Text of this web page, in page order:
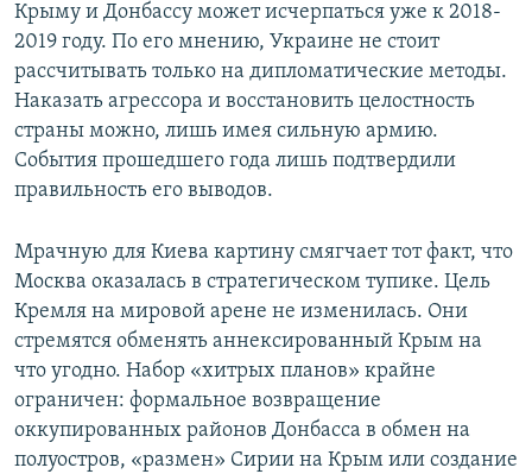
Крыму и Донбассу может исчерпаться уже к 2018-
2019 году. По его мнению, Украине не стоит
рассчитывать только на дипломатические методы.
Наказать агрессора и восстановить целостность
страны можно, лишь имея сильную армию.
События прошедшего года лишь подтвердили
правильность его выводов.
Мрачную для Киева картину смягчает тот факт, что
Москва оказалась в стратегическом тупике. Цель
Кремля на мировой арене не изменилась. Они
стремятся обменять аннексированный Крым на
что угодно. Набор «хитрых планов» крайне
ограничен: формальное возвращение
оккупированных районов Донбасса в обмен на
полуостров, «размен» Сирии на Крым или создание